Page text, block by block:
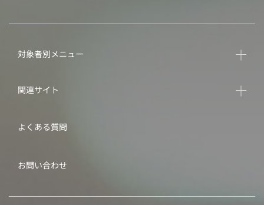
対象者別メニュー
関連サイト
よくある質問
お問い合わせ